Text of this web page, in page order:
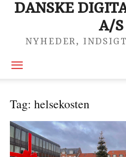
DANSKE
A/S
NYHEDER,
Tag: helsekosten